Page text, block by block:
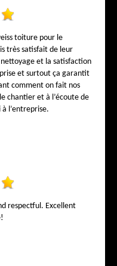
toiture pour le
très satisfait de leur
et la satisfaction
et surtout ça garantit
comment on fait nos
chantier et à l’écoute de
l’entreprise.
respectful. Excellent